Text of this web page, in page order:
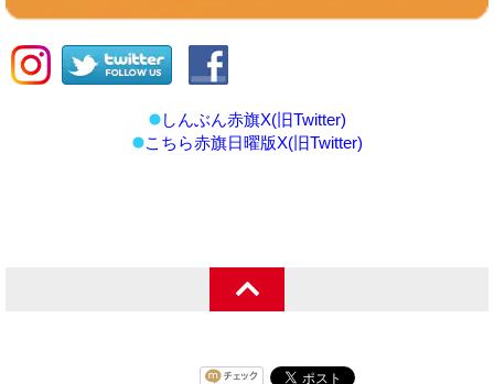
しんぶん赤旗X(旧Twitter)
こちら赤旗日曜版X(旧Twitter)